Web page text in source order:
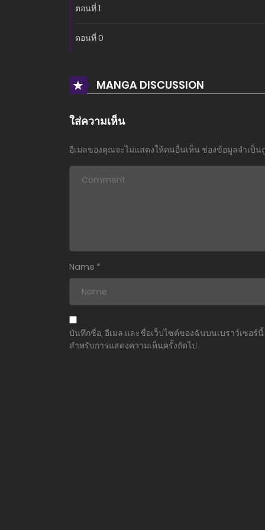
ตอนที่ 1
ตอนที่ 0
MANGA DISCUSSION
ใส่ความเห็น
อีเมลของคุณจะไม่แสดงให้คนอื่นเห็น ช่องข้อมูลจำเป็น
Name *
บันทึกชื่อ, อีเมล และชื่อเว็บไซต์ของฉันบนเบราว์เซอร์นี้
สำหรับการแสดงความเห็นครั้งถัดไป